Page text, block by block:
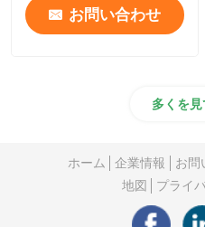
お問い合わせ
多くを
ホーム 企業情報 お問
地図
プライ